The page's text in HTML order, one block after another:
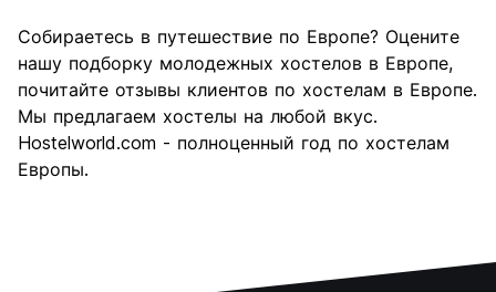
Собираетесь в путешествие по Европе? Оцените
нашу подборку молодежных хостелов в Европе,
почитайте отзывы клиентов по хостелам в Европе.
Мы предлагаем хостелы на любой вкус.
Hostelworld.com - полноценный год по хостелам
Европы.